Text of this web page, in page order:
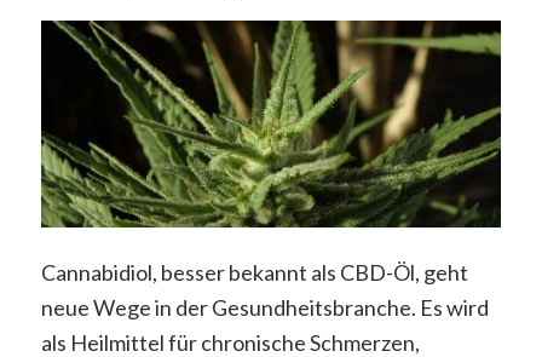
Cannabidiol, besser bekannt als CBD-Öl, geht
neue Wege in der Gesundheitsbranche. Es wird
als Heilmittel für chronische Schmerzen,